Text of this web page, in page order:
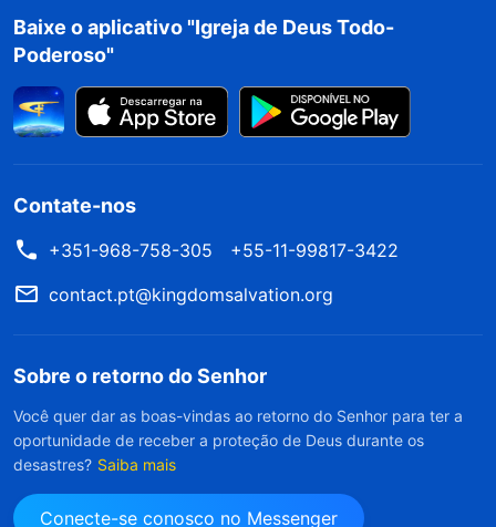
Baixe o aplicativo "Igreja de Deus Todo-
Poderoso"
Contate-nos
+351-968-758-305
+55-11-99817-3422
contact.pt@kingdomsalvation.org
Sobre o retorno do Senhor
Você quer dar as boas-vindas ao retorno do Senhor para ter a
oportunidade de receber a proteção de Deus durante os
desastres? Saiba mais
Conecte-se conosco no Messenger